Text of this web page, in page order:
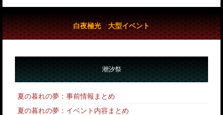
白夜極光 大型イベント
潮汐祭
夏の暮れの夢：事前情報まとめ
夏の暮れの夢：イベント内容まとめ